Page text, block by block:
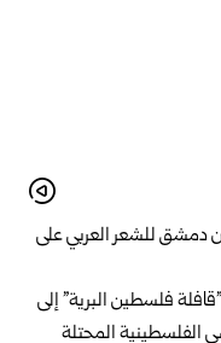
دمشق للشعر العربي على